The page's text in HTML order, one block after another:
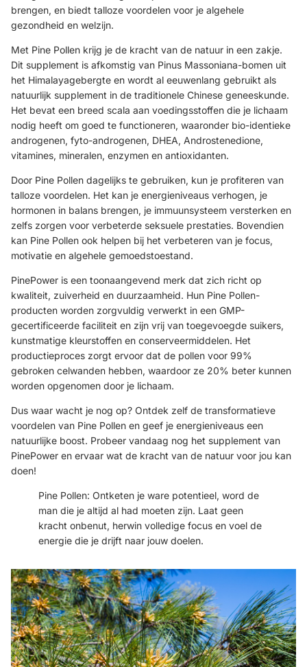
brengen, en biedt talloze voordelen voor je algehele
gezondheid en welzijn.
Met Pine Pollen krijg je de kracht van de natuur in een zakje.
Dit supplement is afkomstig van Pinus Massoniana-bomen uit
het Himalayagebergte en wordt al eeuwenlang gebruikt als
natuurlijk supplement in de traditionele Chinese geneeskunde.
Het bevat een breed scala aan voedingsstoffen die je lichaam
nodig heeft om goed te functioneren, waaronder bio-identieke
androgenen, fyto-androgenen, DHEA, Androstenedione,
vitamines, mineralen, enzymen en antioxidanten.
Door Pine Pollen dagelijks te gebruiken, kun je profiteren van
talloze voordelen. Het kan je energieniveaus verhogen, je
hormonen in balans brengen, je immuunsysteem versterken en
zelfs zorgen voor verbeterde seksuele prestaties. Bovendien
kan Pine Pollen ook helpen bij het verbeteren van je focus,
motivatie en algehele gemoedstoestand.
PinePower is een toonaangevend merk dat zich richt op
kwaliteit, zuiverheid en duurzaamheid. Hun Pine Pollen-
producten worden zorgvuldig verwerkt in een GMP-
gecertificeerde faciliteit en zijn vrij van toegevoegde suikers,
kunstmatige kleurstoffen en conserveermiddelen. Het
productieproces zorgt ervoor dat de pollen voor 99%
gebroken celwanden hebben, waardoor ze 20% beter kunnen
worden opgenomen door je lichaam.
Dus waar wacht je nog op? Ontdek zelf de transformatieve
voordelen van Pine Pollen en geef je energieniveaus een
natuurlijke boost. Probeer vandaag nog het supplement van
PinePower en ervaar wat de kracht van de natuur voor jou kan
doen!
Pine Pollen: Ontketen je ware potentieel, word de
man die je altijd al had moeten zijn. Laat geen
kracht onbenut, herwin volledige focus en voel de
energie die je drijft naar jouw doelen.